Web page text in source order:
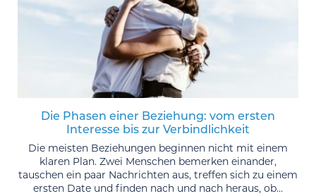
Die Phasen einer Beziehung: vom ersten
Interesse bis zur Verbindlichkeit
Die meisten Beziehungen beginnen nicht mit einem
klaren Plan. Zwei Menschen bemerken einander,
tauschen ein paar Nachrichten aus, treffen sich zu einem
ersten Date und finden nach und nach heraus, ob...